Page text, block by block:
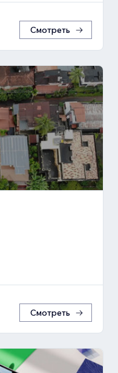
Смотреть
Смотреть